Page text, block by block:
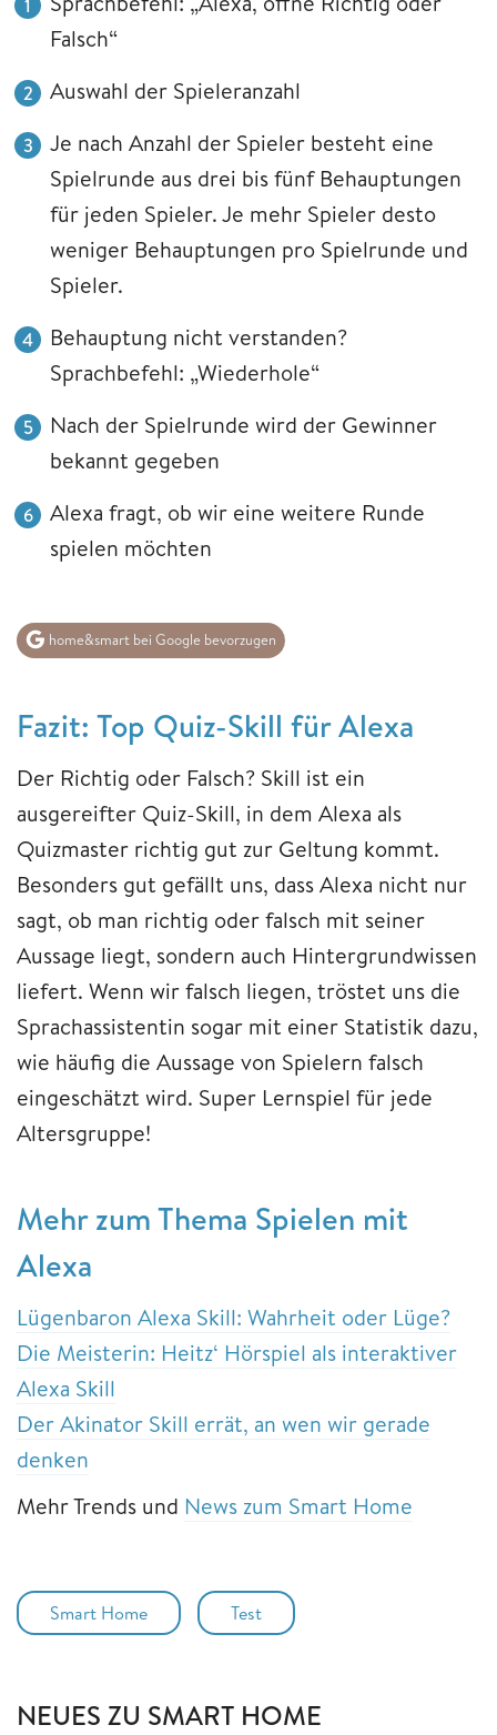
Falsch“
Auswahl der Spieleranzahl
Je nach Anzahl der Spieler besteht eine
Spielrunde aus drei bis fünf Behauptungen
für jeden Spieler. Je mehr Spieler desto
weniger Behauptungen pro Spielrunde und
Spieler.
Behauptung nicht verstanden?
Sprachbefehl: „Wiederhole“
Nach der Spielrunde wird der Gewinner
bekannt gegeben
Alexa fragt, ob wir eine weitere Runde
spielen möchten
home&smart bei Google bevorzugen
Fazit: Top Quiz-Skill für Alexa
Der Richtig oder Falsch? Skill ist ein
ausgereifter Quiz-Skill, in dem Alexa als
Quizmaster richtig gut zur Geltung kommt.
Besonders gut gefällt uns, dass Alexa nicht nur
sagt, ob man richtig oder falsch mit seiner
Aussage liegt, sondern auch Hintergrundwissen
liefert. Wenn wir falsch liegen, tröstet uns die
Sprachassistentin sogar mit einer Statistik dazu,
wie häufig die Aussage von Spielern falsch
eingeschätzt wird. Super Lernspiel für jede
Altersgruppe!
Mehr zum Thema Spielen mit
Alexa
Lügenbaron Alexa Skill: Wahrheit oder Lüge?
Die Meisterin: Heitz‘ Hörspiel als interaktiver
Alexa Skill
Der Akinator Skill errät, an wen wir gerade
denken
Mehr Trends und News zum Smart Home
Smart Home Test
NEUES ZU SMART HOME